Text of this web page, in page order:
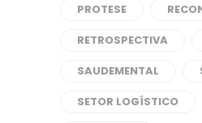
PROTESE
RETROSPECTIVA
SAUDEMENTAL
SETOR LOGÍSTICO